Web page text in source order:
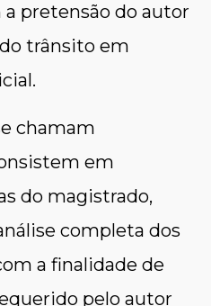
a pretensão do autor
trânsito em
chamam
em
do magistrado,
completa dos
a finalidade de
pelo autor